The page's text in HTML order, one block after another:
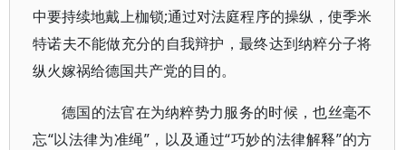
中要持续地戴上枷锁;通过对法庭程序的操纵，使季米
特诺夫不能做充分的自我辩护，最终达到纳粹分子将
纵火嫁祸给德国共产党的目的。
德国的法官在为纳粹势力服务的时候，也丝毫不
忘“以法律为准绳”，以及通过“巧妙的法律解释”的方